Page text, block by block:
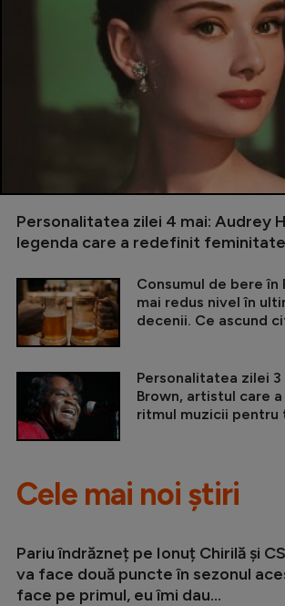
Personalitatea zilei 4 mai: Audrey
legenda care a redefinit
Consumul de bere în
mai redus nivel în
decenii. Ce ascund
Personalitatea zilei 3
Brown, artistul care
ritmul muzicii pentru
Cele mai noi știri
Pariu îndrăzneț pe Ionuț Chirilă și
va face două puncte în sezonul
face pe primul, eu îmi dau...